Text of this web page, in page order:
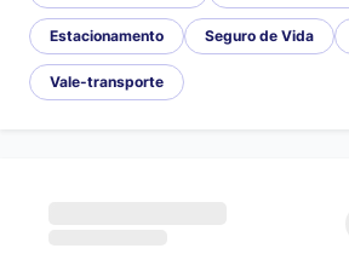
Estacionamento Seguro de Vida
Vale-transporte